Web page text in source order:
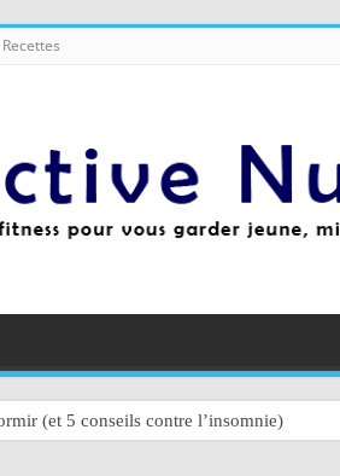
Recettes
(et 5 conseils contre l’insomnie)